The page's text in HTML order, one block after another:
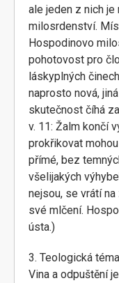
ale jeden z nich je
milosrdenství.
Hospodinovo
pohotovost pro
láskyplných
naprosto nová,
skutečnost číhá
v. 11: Žalm končí
prokřikovat
přímé, bez
všelijakých
nejsou, se vrátí
své mlčení.
ústa.)
3. Teologická
Vina a odpuštění